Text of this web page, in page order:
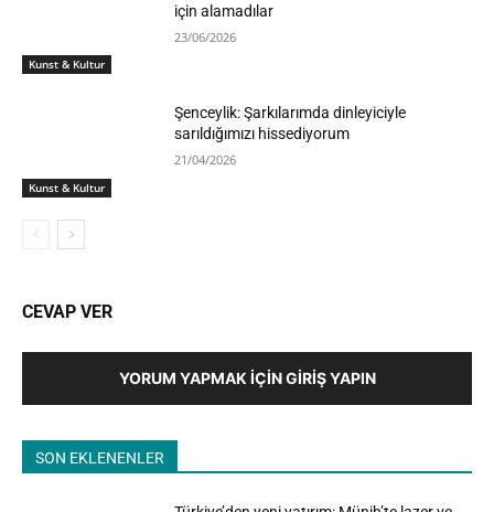
Kunst & Kultur
için alamadılar
23/06/2026
Kunst & Kultur
Şenceylik: Şarkılarımda dinleyiciyle
sarıldığımızı hissediyorum
21/04/2026
CEVAP VER
YORUM YAPMAK İÇIN GIRIŞ YAPIN
SON EKLENENLER